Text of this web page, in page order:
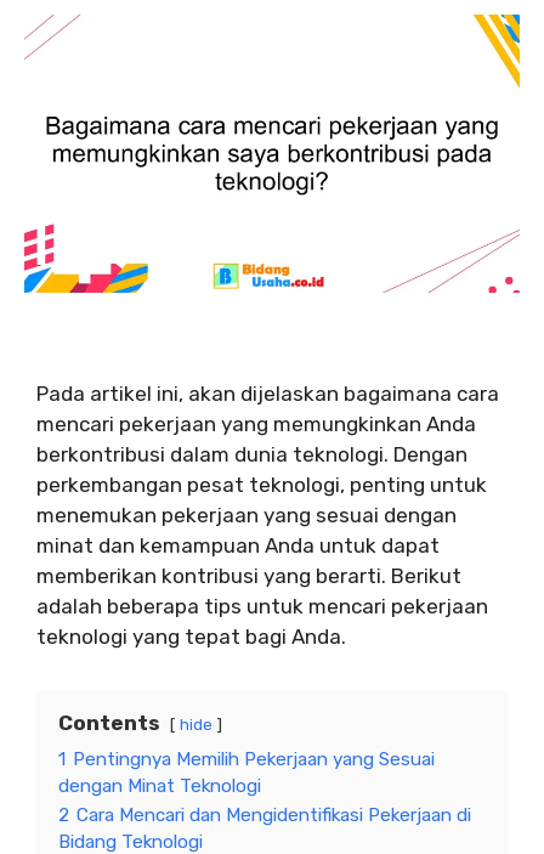
Pada artikel ini, akan dijelaskan bagaimana cara
mencari pekerjaan yang memungkinkan Anda
berkontribusi dalam dunia teknologi. Dengan
perkembangan pesat teknologi, penting untuk
menemukan pekerjaan yang sesuai dengan
minat dan kemampuan Anda untuk dapat
memberikan kontribusi yang berarti. Berikut
adalah beberapa tips untuk mencari pekerjaan
teknologi yang tepat bagi Anda.
Contents hide
1 Pentingnya Memilih Pekerjaan yang Sesuai
dengan Minat Teknologi
2 Cara Mencari dan Mengidentifikasi Pekerjaan di
Bidang Teknologi